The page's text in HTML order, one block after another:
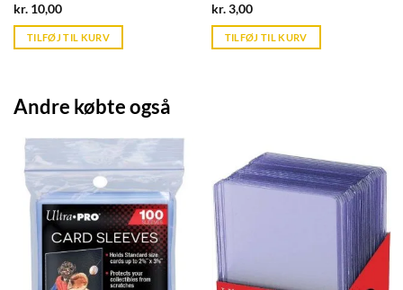
kr. 10,00Current
is:
kr. 39,95.
TILFØJ TIL KURV
kr.3,00Current
is:
kr. 39,95.
TILFØJ TIL KURV
Andre købte også